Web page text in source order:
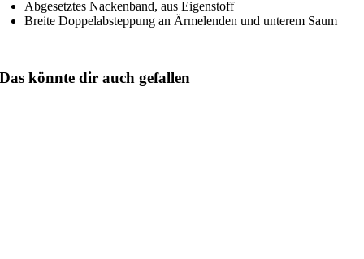
Abgesetztes Nackenband, aus Eigenstoff
Breite Doppelabsteppung an Ärmelenden und unterem Saum
Das könnte dir auch gefallen